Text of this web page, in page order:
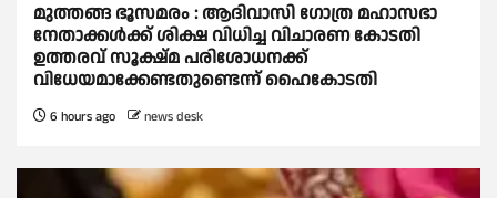
മുത്തങ്ങ ഭൂസമരം : ആദിവാസി ഗോത്ര മഹാസഭാ
നേതാക്കള്‍ക്ക് ശിക്ഷ വിധിച്ച വിചാരണ കോടതി
ഉത്തരവ് സൂക്ഷ്മ പരിശോധനക്ക്
വിധേയമാക്കേണ്ടതുണ്ടെന്ന് ഹൈകോടതി
6 hours ago news desk